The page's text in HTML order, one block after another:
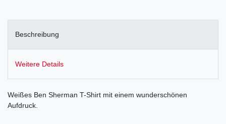
Beschreibung
Weitere Details
Weißes Ben Sherman T-Shirt mit einem wunderschönen
Aufdruck.